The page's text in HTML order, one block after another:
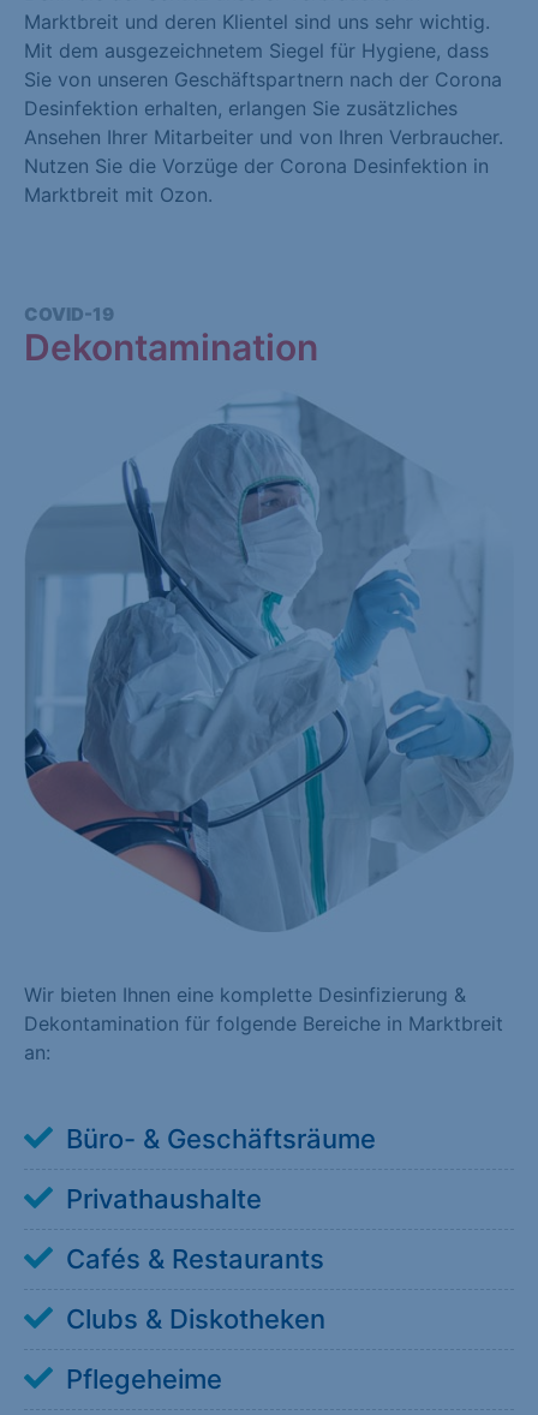
Marktbreit und deren Klientel sind uns sehr wichtig.
Mit dem ausgezeichnetem Siegel für Hygiene, dass
Sie von unseren Geschäftspartnern nach der Corona
Desinfektion erhalten, erlangen Sie zusätzliches
Ansehen Ihrer Mitarbeiter und von Ihren Verbraucher.
Nutzen Sie die Vorzüge der Corona Desinfektion in
Marktbreit mit Ozon.
COVID-19
Dekontamination
Wir bieten Ihnen eine komplette Desinfizierung &
Dekontamination für folgende Bereiche in Marktbreit
an:
Büro- & Geschäftsräume
Privathaushalte
Cafés & Restaurants
Clubs & Diskotheken
Pflegeheime